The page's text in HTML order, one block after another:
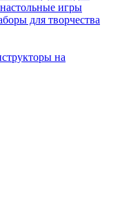
игры
для творчества
на